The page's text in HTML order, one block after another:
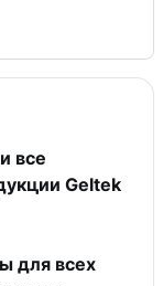
все
Geltek
для всех